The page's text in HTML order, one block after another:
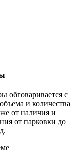
обговаривается с
и количества
от наличия и
от парковки до